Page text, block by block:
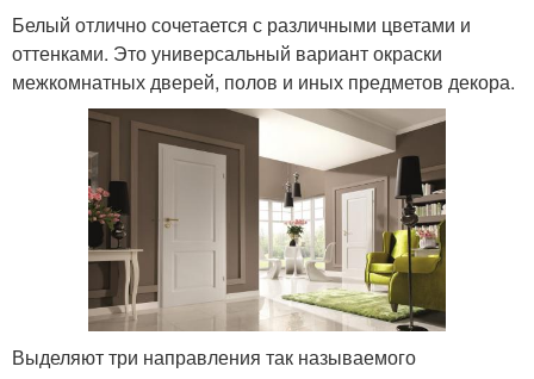
Белый отлично сочетается с различными цветами и
оттенками. Это универсальный вариант окраски
межкомнатных дверей, полов и иных предметов декора.
Выделяют три направления так называемого